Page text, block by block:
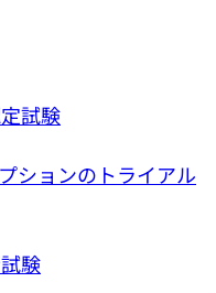
試験
ションのトライアル
験